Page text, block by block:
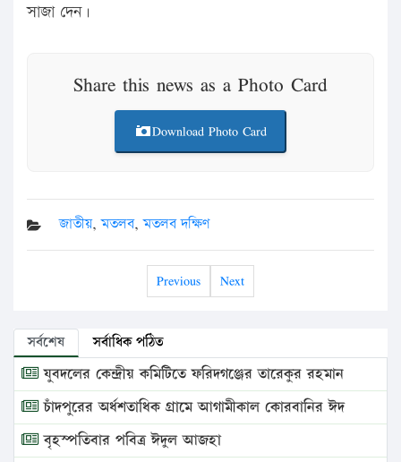
সাজা দেন।
Share this news as a Photo Card
Download Photo Card
জাতীয়,মতলব,মতলব দক্ষিণ
Previous Next
সর্বশেষ সর্বাধিক পঠিত
যুবদলের কেন্দ্রীয় কমিটিতে ফরিদগঞ্জের তারেকুর রহমান
চাঁদপুরের অর্ধশতাধিক গ্রামে আগামীকাল কোরবানির ঈদ
বৃহস্পতিবার পবিত্র ঈদুল আজহা